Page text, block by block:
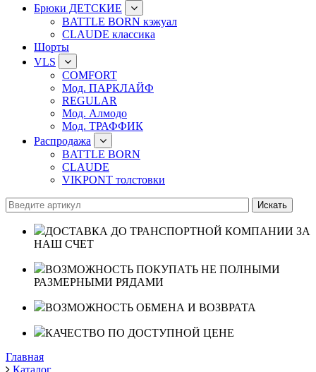
Брюки ДЕТСКИЕ
BATTLE BORN кэжуал
CLAUDE классика
Шорты
VLS
COMFORT
Мод. ПАРКЛАЙФ
REGULAR
Мод. Алмодо
Мод. ТРАФФИК
Распродажа
BATTLE BORN
CLAUDE
VIKPONT толстовки
ДОСТАВКА ДО ТРАНСПОРТНОЙ КОМПАНИИ ЗА
НАШ СЧЕТ
ВОЗМОЖНОСТЬ ПОКУПАТЬ НЕ ПОЛНЫМИ
РАЗМЕРНЫМИ РЯДАМИ
ВОЗМОЖНОСТЬ ОБМЕНА И ВОЗВРАТА
КАЧЕСТВО ПО ДОСТУПНОЙ ЦЕНЕ
Главная
Каталог